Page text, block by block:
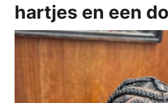
hartjes en een